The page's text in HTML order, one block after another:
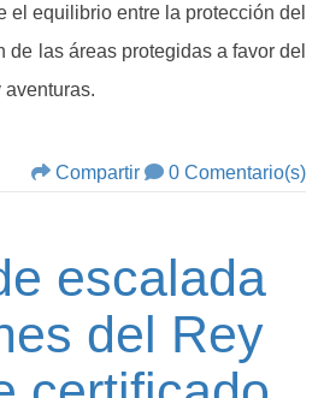
el equilibrio entre la protección del
de las áreas protegidas a favor del
aventuras.
Compartir 0 Comentario(s)
escalada
del Rey